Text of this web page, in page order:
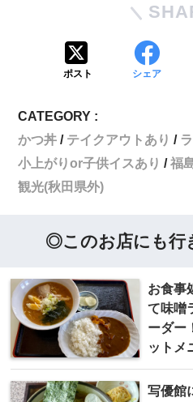
ポスト シェア
CATEGORY :
かつ丼
テイクアウトあり
小上がりor子供イスあり
福
観光(秋田県外)
◎このお店にも行
お食事
て味噌
ーダー
ットメ
写優館